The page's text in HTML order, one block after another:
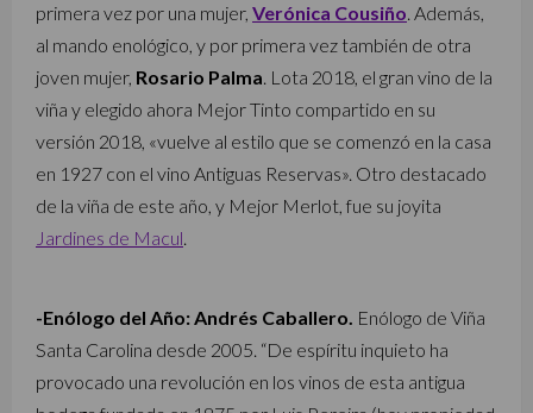
primera vez por una mujer, Verónica Cousiño. Además,
al mando enológico, y por primera vez también de otra
joven mujer, Rosario Palma. Lota 2018, el gran vino de la
viña y elegido ahora Mejor Tinto compartido en su
versión 2018, «vuelve al estilo que se comenzó en la casa
en 1927 con el vino Antiguas Reservas». Otro destacado
de la viña de este año, y Mejor Merlot, fue su joyita
Jardines de Macul.
-Enólogo del Año: Andrés Caballero. Enólogo de Viña
Santa Carolina desde 2005. “De espíritu inquieto ha
provocado una revolución en los vinos de esta antigua